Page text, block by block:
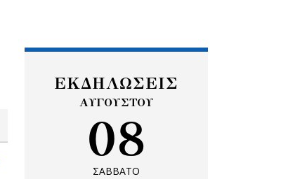
ΕΚΔΗΛΩΣΕΙΣ
ΑΥΓΟΥΣΤΟΥ
08
ΣΑΒΒΑΤΟ